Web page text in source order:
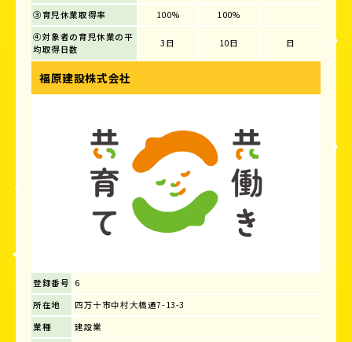
③育児休業取得率 100%
100%
④対象者の育児休業の平
均取得日数
3日 10日 日
福原建設株式会社
登録番号 6
所在地
四万十市中村大橋通7-13-3
業種
建設業